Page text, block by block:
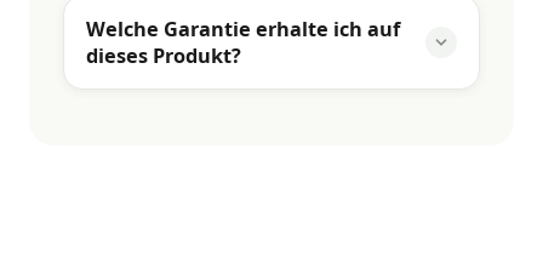
Welche Garantie erhalte ich auf
dieses Produkt?